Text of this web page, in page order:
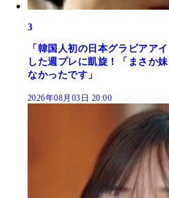
3
「韓国人初の日本グラビアア
した週プレに凱旋！「まさか
なかったです」
2026年08月03日 20:00